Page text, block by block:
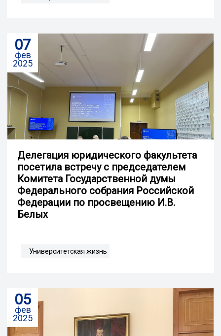
07
фев
2025
Делегация юридического факультета
посетила встречу с председателем
Комитета Государственной думы
Федерального собрания Российской
Федерации по просвещению И.В.
Белых
Университетская жизнь
05
фев
2025